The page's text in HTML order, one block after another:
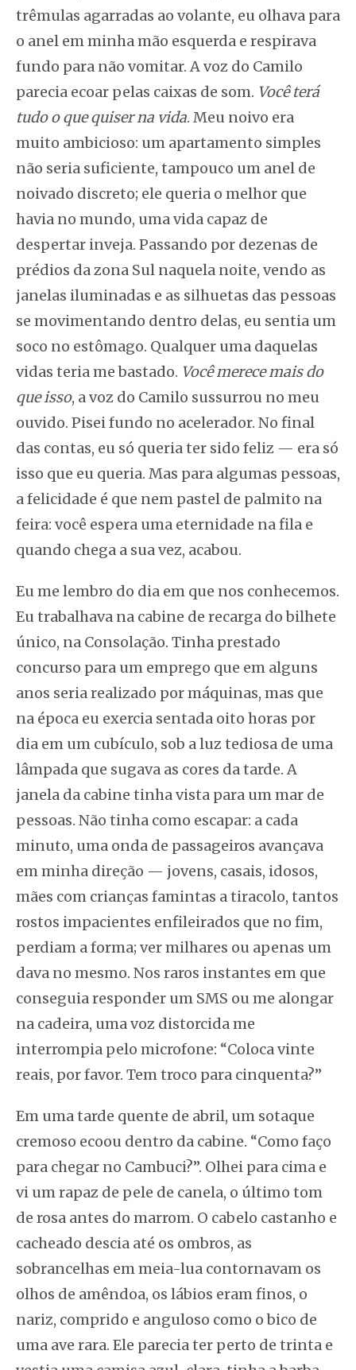
trêmulas agarradas ao volante, eu olhava para
o anel em minha mão esquerda e respirava
fundo para não vomitar. A voz do Camilo
parecia ecoar pelas caixas de som. Você terá
tudo o que quiser na vida. Meu noivo era
muito ambicioso: um apartamento simples
não seria suficiente, tampouco um anel de
noivado discreto; ele queria o melhor que
havia no mundo, uma vida capaz de
despertar inveja. Passando por dezenas de
prédios da zona Sul naquela noite, vendo as
janelas iluminadas e as silhuetas das pessoas
se movimentando dentro delas, eu sentia um
soco no estômago. Qualquer uma daquelas
vidas teria me bastado. Você merece mais do
que isso, a voz do Camilo sussurrou no meu
ouvido. Pisei fundo no acelerador. No final
das contas, eu só queria ter sido feliz — era só
isso que eu queria. Mas para algumas pessoas,
a felicidade é que nem pastel de palmito na
feira: você espera uma eternidade na fila e
quando chega a sua vez, acabou.
Eu me lembro do dia em que nos conhecemos.
Eu trabalhava na cabine de recarga do bilhete
único, na Consolação. Tinha prestado
concurso para um emprego que em alguns
anos seria realizado por máquinas, mas que
na época eu exercia sentada oito horas por
dia em um cubículo, sob a luz tediosa de uma
lâmpada que sugava as cores da tarde. A
janela da cabine tinha vista para um mar de
pessoas. Não tinha como escapar: a cada
minuto, uma onda de passageiros avançava
em minha direção — jovens, casais, idosos,
mães com crianças famintas a tiracolo, tantos
rostos impacientes enfileirados que no fim,
perdiam a forma; ver milhares ou apenas um
dava no mesmo. Nos raros instantes em que
conseguia responder um SMS ou me alongar
na cadeira, uma voz distorcida me
interrompia pelo microfone: “Coloca vinte
reais, por favor. Tem troco para cinquenta?”
Em uma tarde quente de abril, um sotaque
cremoso ecoou dentro da cabine. “Como faço
para chegar no Cambuci?”. Olhei para cima e
vi um rapaz de pele de canela, o último tom
de rosa antes do marrom. O cabelo castanho e
cacheado descia até os ombros, as
sobrancelhas em meia-lua contornavam os
olhos de amêndoa, os lábios eram finos, o
nariz, comprido e anguloso como o bico de
uma ave rara. Ele parecia ter perto de trinta e